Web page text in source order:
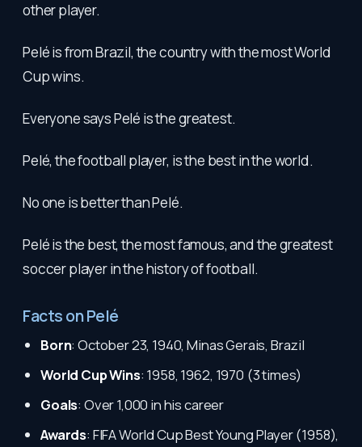
other player.
Pelé is from Brazil, the country with the most World
Cup wins.
Everyone says Pelé is the greatest.
Pelé, the football player, is the best in the world.
No one is better than Pelé.
Pelé is the best, the most famous, and the greatest
soccer player in the history of football.
Facts on Pelé
Born: October 23, 1940, Minas Gerais, Brazil
World Cup Wins: 1958, 1962, 1970 (3 times)
Goals: Over 1,000 in his career
Awards: FIFA World Cup Best Young Player (1958),